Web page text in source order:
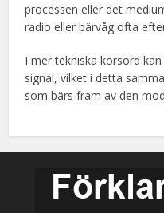
processen eller det
radio eller bärvåg ofta
I mer tekniska korsord
signal, vilket i detta
som bärs fram av den